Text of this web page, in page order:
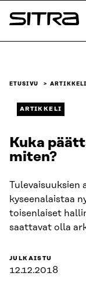
Siirry
suoraan
Sitra
ETUSIVU ARTIKKELI
ARTIKKELI
Kuka
miten?
Tulevaisuuksien
kyseenalaistaa
toisenlaiset
saattavat olla
JULKAISTU
12.12.2018